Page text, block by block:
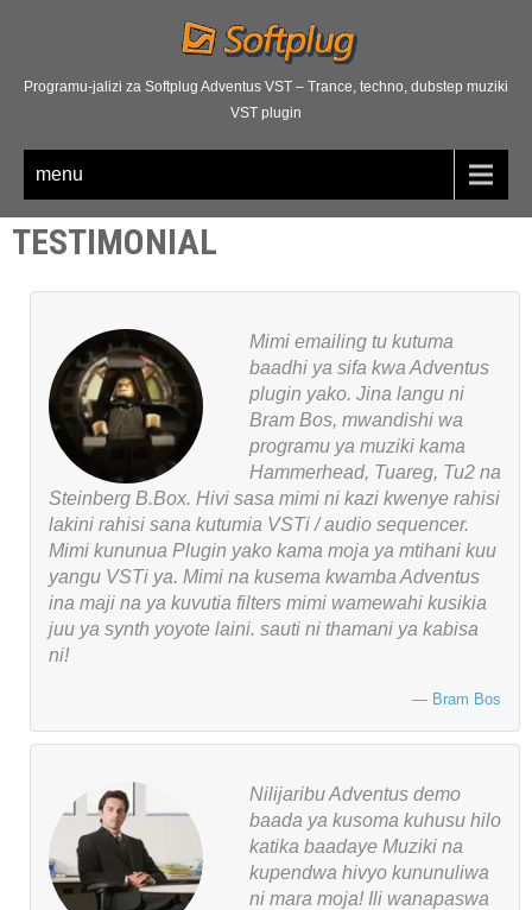
Programu-jalizi za Softplug Adventus VST – Trance, techno, dubstep muziki
VST plugin
menu
TESTIMONIAL
Mimi emailing tu kutuma
baadhi ya sifa kwa Adventus
plugin yako. Jina langu ni
Bram Bos, mwandishi wa
programu ya muziki kama
Hammerhead, Tuareg, Tu2 na
Steinberg B.Box. Hivi sasa mimi ni kazi kwenye rahisi
lakini rahisi sana kutumia VSTi / audio sequencer.
Mimi kununua Plugin yako kama moja ya mtihani kuu
yangu VSTi ya. Mimi na kusema kwamba Adventus
ina maji na ya kuvutia filters mimi wamewahi kusikia
juu ya synth yoyote laini. sauti ni thamani ya kabisa
ni!
Bram Bos
Nilijaribu Adventus demo
baada ya kusoma kuhusu hilo
katika baadaye Muziki na
kupendwa hivyo kununuliwa
ni mara moja! Ili wanapaswa